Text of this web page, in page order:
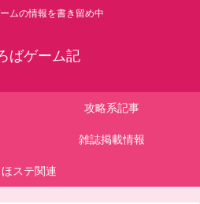
ムの情報を書き留め中
ばゲーム記
攻略系記事
雑誌掲載情報
ほステ関連